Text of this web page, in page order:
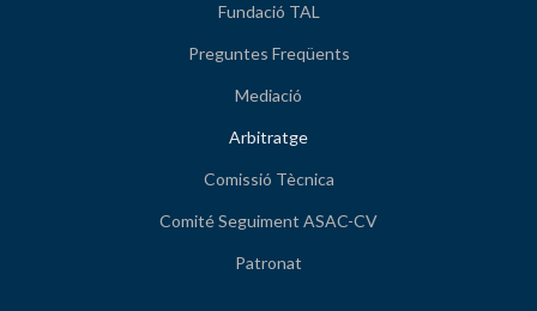
Fundació TAL
Preguntes Freqüents
Mediació
Arbitratge
Comissió Tècnica
Comité Seguiment ASAC-CV
Patronat